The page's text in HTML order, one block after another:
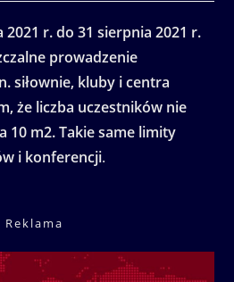
r. do 31 sierpnia 2021 r.
prowadzenie
siłownie, kluby i centra
że liczba uczestników nie
10 m2. Takie same limity
i konferencji.
Reklama